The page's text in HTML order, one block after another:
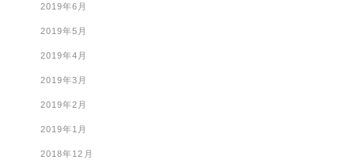
2019年6月
2019年5月
2019年4月
2019年3月
2019年2月
2019年1月
2018年12月